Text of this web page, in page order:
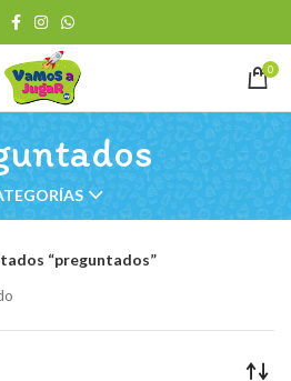
0
“preguntados”